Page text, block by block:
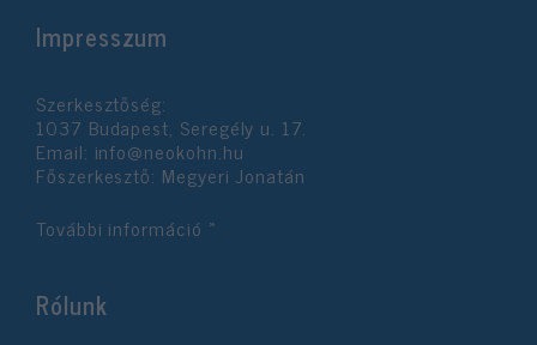
Impresszum
Szerkesztőség:
1037 Budapest, Seregély u. 17.
Email: info@neokohn.hu
Főszerkesztő: Megyeri Jonatán
További információ »
Rólunk